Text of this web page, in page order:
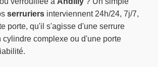
serruriers interviennent 24h/24, 7j/7,
porte, qu'il s'agisse d'une serrure
cylindre complexe ou d'une porte